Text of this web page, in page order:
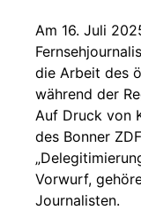
Am 16. Juli
die Arbeit des
während der
Auf Druck von
des Bonner
Vorwurf,
Journalisten.